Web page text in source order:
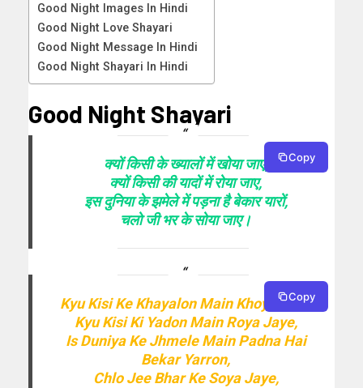
Good Night Images In Hindi
Good Night Love Shayari
Good Night Message In Hindi
Good Night Shayari In Hindi
Good Night Shayari
क्यों किसी के ख्यालों में खोया जाए,
क्यों किसी की यादों में रोया जाए,
इस दुनिया के झमेले में पड़ना है बेकार यारों,
चलो जी भर के सोया जाए।
Copy
Kyu Kisi Ke Khayalon Main Khoya Jaye
Kyu Kisi Ki Yadon Main Roya Jaye,
Is Duniya Ke Jhmele Main Padna Hai
Bekar Yarron,
Chlo Jee Bhar Ke Soya Jaye,
Copy